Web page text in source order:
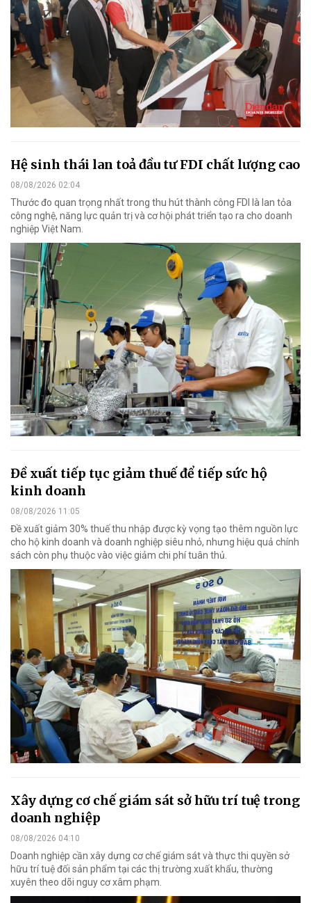
Hệ sinh thái lan toả đầu tư FDI chất lượng cao
08/08/2026 02:04
Thước đo quan trọng nhất trong thu hút thành công FDI là lan tỏa
công nghệ, năng lực quản trị và cơ hội phát triển tạo ra cho doanh
nghiệp Việt Nam.
Đề xuất tiếp tục giảm thuế để tiếp sức hộ
kinh doanh
08/08/2026 11:05
Đề xuất giảm 30% thuế thu nhập được kỳ vọng tạo thêm nguồn lực
cho hộ kinh doanh và doanh nghiệp siêu nhỏ, nhưng hiệu quả chính
sách còn phụ thuộc vào việc giảm chi phí tuân thủ.
Xây dựng cơ chế giám sát sở hữu trí tuệ trong
doanh nghiệp
08/08/2026 04:10
Doanh nghiệp cần xây dựng cơ chế giám sát và thực thi quyền sở
hữu trí tuệ đối sản phẩm tại các thị trường xuất khẩu, thường
xuyên theo dõi nguy cơ xâm phạm.